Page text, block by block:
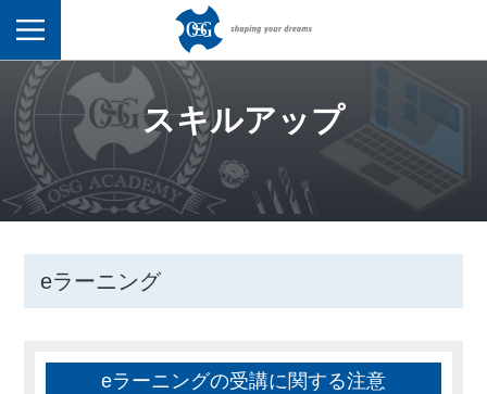
スキルアップ
eラーニング
eラーニングの受講に関する注意